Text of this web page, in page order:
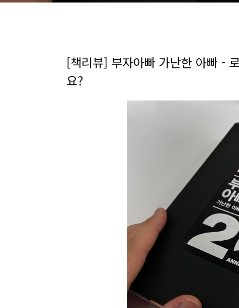
[책리뷰] 부자아빠 가난한 아빠 -
요?